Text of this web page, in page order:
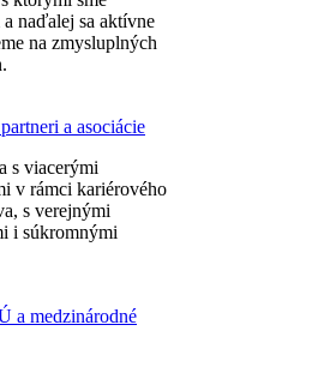
naďalej sa aktívne
na zmysluplných
a asociácie
s viacerými
v rámci kariérového
s verejnými
i súkromnými
a medzinárodné